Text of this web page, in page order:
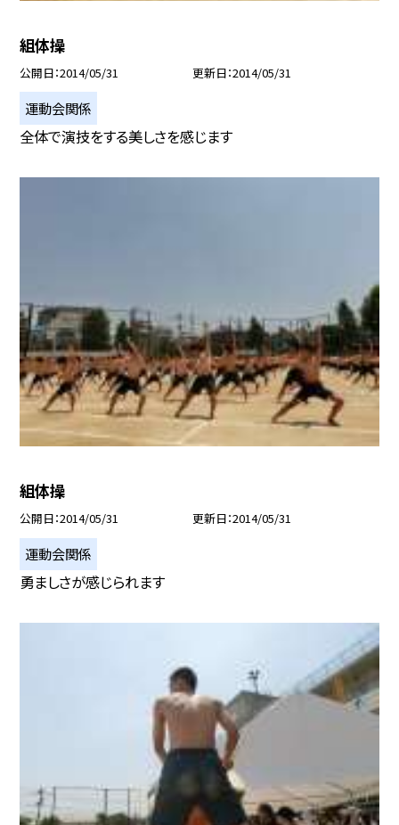
組体操
公開日 2014/05/31 更新日 2014/05/31
運動会関係
全体で演技をする美しさを感じます
組体操
公開日 2014/05/31 更新日 2014/05/31
運動会関係
勇ましさが感じられます